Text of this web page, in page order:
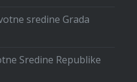
sredine Grada
Sredine Republike